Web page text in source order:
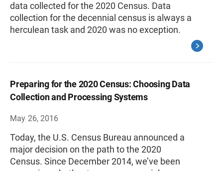
data collected for the 2020 Census. Data
collection for the decennial census is always a
herculean task and 2020 was no exception.
Preparing for the 2020 Census: Choosing Data
Collection and Processing Systems
May 26, 2016
Today, the U.S. Census Bureau announced a
major decision on the path to the 2020
Census. Since December 2014, we’ve been